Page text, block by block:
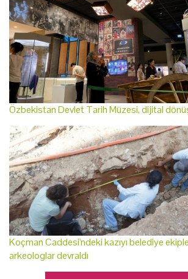
Özbekistan Devlet Tarih Müzesi, dijital
Koçman Caddesi'ndeki kazıyı belediye
arkeologlar devraldı